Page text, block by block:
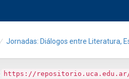
Jornadas: Diálogos entre Literatura,
https://repositorio.uca.edu.ar/